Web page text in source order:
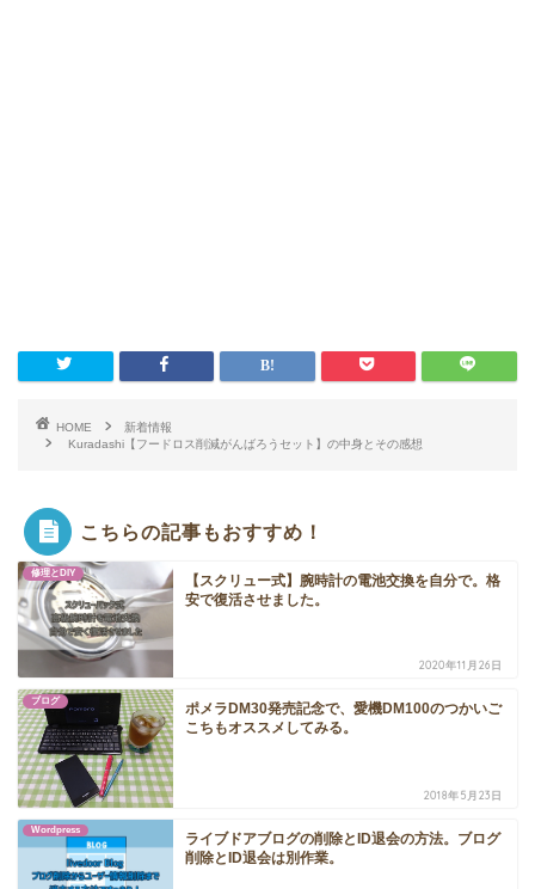
HOME
新着情報
Kuradashi【フードロス削減がんばろうセット】の中身とその感想
こちらの記事もおすすめ！
修理とDIY
【スクリュー式】腕時計の電池交換を自分で。格
安で復活させました。
2020年11月26日
ブログ
ポメラDM30発売記念で、愛機DM100のつかいご
こちもオススメしてみる。
2018年5月23日
Wordpress
ライブドアブログの削除とID退会の方法。ブログ
削除とID退会は別作業。